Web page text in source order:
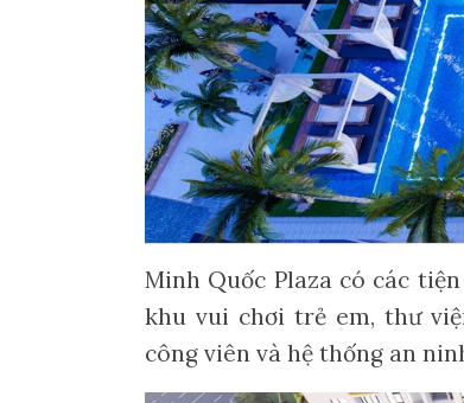
Minh Quốc Plaza có các
khu vui chơi trẻ em, thư
công viên và hệ thống an